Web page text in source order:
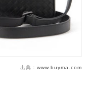
出典： www.buyma.com